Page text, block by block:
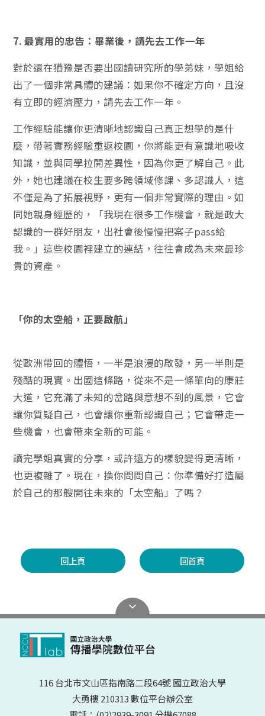
7. 最實用的忠告：畢業後，請先去工作一年
對於還在猶豫是否要出國讀研究所的學弟妹，學姐給
出了一個非常具體的建議：如果你不確定方向，且沒
有立即的經濟壓力，請先去工作一年。
工作經驗能讓你更清晰地認識自己真正想學的是什
麼，帶著實務經驗重返校園，你將能更有意識地吸收
知識，並與同學拉開差異性，因為你更了解自己。此
外，她也建議在校生要多跨領域修課、多認識人，這
不僅是為了拓展視野，更有一個非常實際的理由。如
同她親身經歷的，「我現在很多工作機會，就是政大
認識的一群好朋友，出社會後慢慢把案子pass給
我。」這些校園裡建立的連結，往往會成為未來最珍
貴的資產。
「你的太空船，正要啟航」
從歐洲帶回的體悟，一半是浪漫的啟發，另一半則是
殘酷的現實。出國這條路，從來不是一條單向的康莊
大道，它充滿了未知的岔路與意想不到的風景，它會
讓你質疑自己，也會讓你重新認識自己；它會帶走一
些機會，也會帶來全新的可能。
讀完學姐真實的分享，或許遠方的樣貌變得更清晰，
也更複雜了。現在，換你問問自己：你準備好打造屬
於自己的那艘開往未來的「太空船」了嗎？
回上頁 回首頁
116 台北市文山區指南路二段64號 國立政治大學
大勇樓 210313 數位平台辦公室